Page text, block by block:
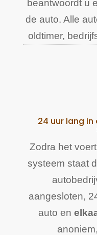
beantwoordt u
de auto. Alle
oldtimer,
24 uur lang
Zodra het
systeem staat
aangesloten,
auto en